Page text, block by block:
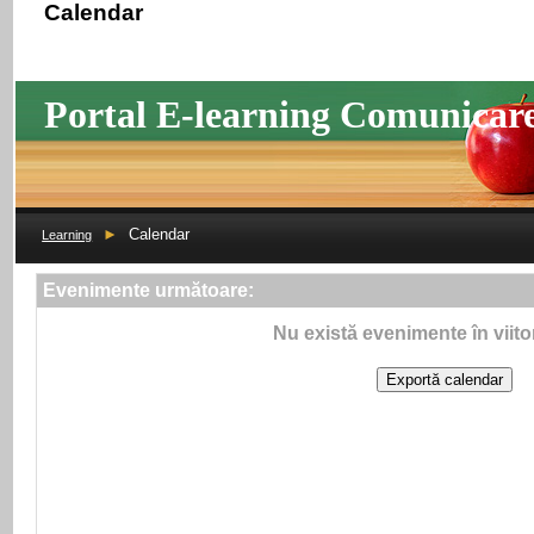
Calendar
Portal E-learning
Learning ► Calendar
Evenimente următoare:
Nu există evenimente în